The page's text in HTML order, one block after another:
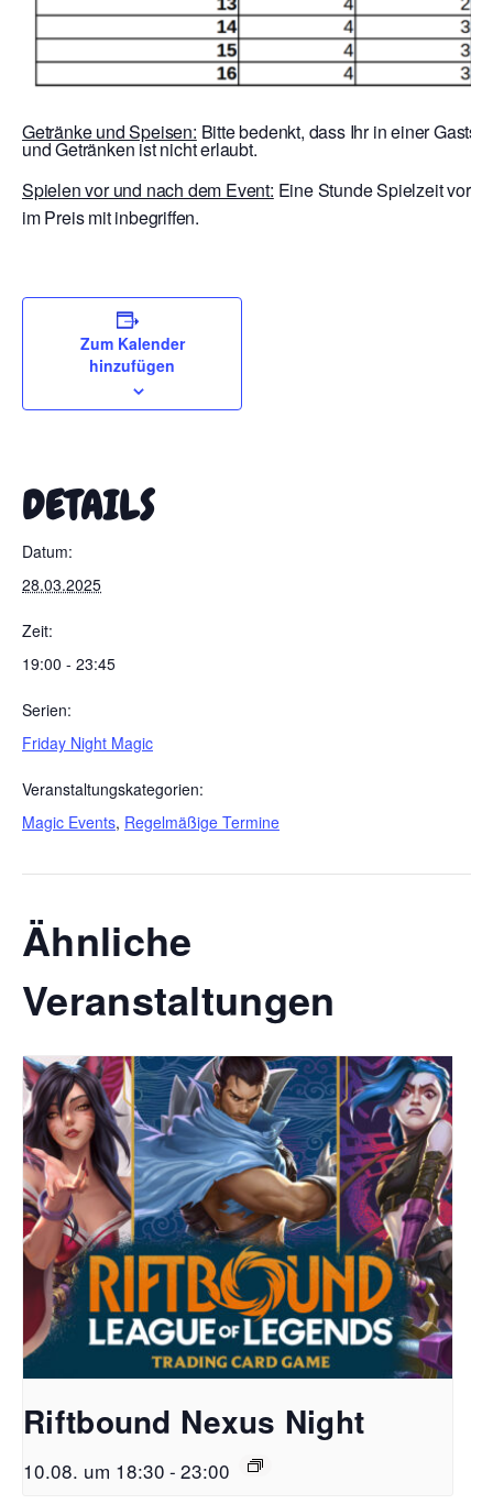
Getränke und Speisen: Bitte bedenkt, dass Ihr in einer
und Getränken ist nicht erlaubt.
Spielen vor und nach dem Event: Eine Stunde Spielzeit vor
im Preis mit inbegriffen.
Zum Kalender
hinzufügen
DETAILS
Datum:
28.03.2025
Zeit:
19:00 - 23:45
Serien:
Friday Night Magic
Veranstaltungskategorien:
Magic Events, Regelmäßige Termine
Ähnliche
Veranstaltungen
Riftbound Nexus Night
10.08. um 18:30 - 23:00